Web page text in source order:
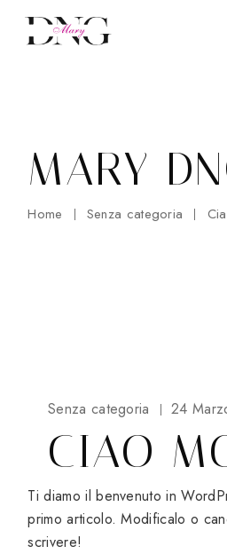
content
MARY
Home Senza categoria
Senza categoria 24
CIAO
Ti diamo il benvenuto in
primo articolo. Modificalo o
scrivere!